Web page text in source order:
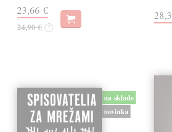
23,66 €
24,90 € ?
na sklade
novinka